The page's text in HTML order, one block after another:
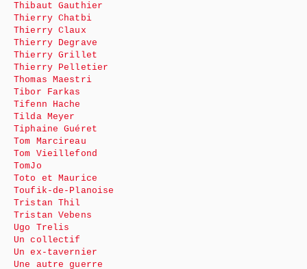
Thibaut Gauthier
Thierry Chatbi
Thierry Claux
Thierry Degrave
Thierry Grillet
Thierry Pelletier
Thomas Maestri
Tibor Farkas
Tifenn Hache
Tilda Meyer
Tiphaine Guéret
Tom Marcireau
Tom Vieillefond
TomJo
Toto et Maurice
Toufik-de-Planoise
Tristan Thil
Tristan Vebens
Ugo Trelis
Un collectif
Un ex-tavernier
Une autre guerre